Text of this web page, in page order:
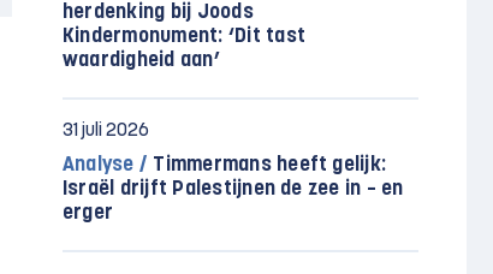
herdenking bij Joods
Kindermonument: ‘Dit tast
waardigheid aan’
31 juli 2026
Analyse / Timmermans heeft gelijk:
Israël drijft Palestijnen de zee in – en
erger